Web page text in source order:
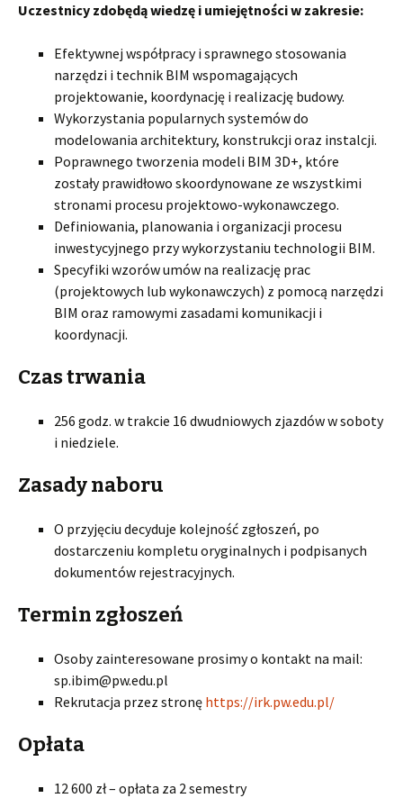
Uczestnicy zdobędą wiedzę i umiejętności w zakresie:
Efektywnej współpracy i sprawnego stosowania
narzędzi i technik BIM wspomagających
projektowanie, koordynację i realizację budowy.
Wykorzystania popularnych systemów do
modelowania architektury, konstrukcji oraz instalcji.
Poprawnego tworzenia modeli BIM 3D+, które
zostały prawidłowo skoordynowane ze wszystkimi
stronami procesu projektowo-wykonawczego.
Definiowania, planowania i organizacji procesu
inwestycyjnego przy wykorzystaniu technologii BIM.
Specyfiki wzorów umów na realizację prac
(projektowych lub wykonawczych) z pomocą narzędzi
BIM oraz ramowymi zasadami komunikacji i
koordynacji.
Czas trwania
256 godz. w trakcie 16 dwudniowych zjazdów w soboty
i niedziele.
Zasady naboru
O przyjęciu decyduje kolejność zgłoszeń, po
dostarczeniu kompletu oryginalnych i podpisanych
dokumentów rejestracyjnych.
Termin zgłoszeń
Osoby zainteresowane prosimy o kontakt na mail:
sp.ibim@pw.edu.pl
Rekrutacja przez stronę https://irk.pw.edu.pl/
Opłata
12 600 zł – opłata za 2 semestry